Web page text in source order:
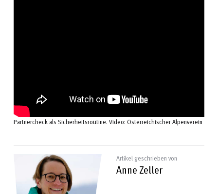
Partnercheck als Sicherheitsroutine. Video: Österreichischer Alpenverein
Artikel geschrieben von
Anne Zeller